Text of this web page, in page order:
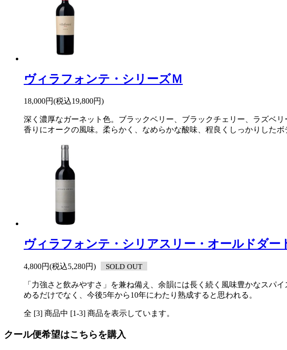
ヴィラフォンテ・シリーズＭ
18,000円(税込19,800円)
深く濃厚なガーネット色。ブラックベリー、ブラックチェリー、ラズベ
香りにオークの風味。柔らかく、なめらかな酸味、程良くしっかりした
ヴィラフォンテ・シリアスリー・オールドダー
4,800円(税込5,280円) SOLD OUT
「力強さと飲みやすさ」を兼ね備え、余韻には長く続く風味豊かなスパ
めるだけでなく、今後5年から10年にわたり熟成すると思われる。
全 [3] 商品中 [1-3] 商品を表示しています。
クール便希望はこちらを購入